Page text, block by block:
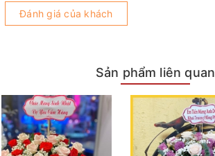
Đánh giá của khách
Sản phẩm liên quan